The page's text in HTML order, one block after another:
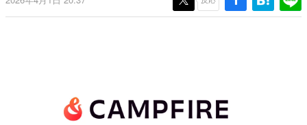
ルを網羅するほか、開発者へのインタビューや識者による
解説を掲載。約20年の歴史が一望できる決定版！